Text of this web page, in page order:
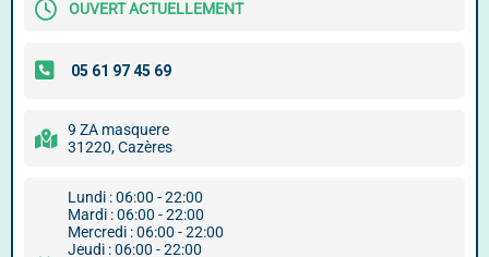
OUVERT ACTUELLEMENT
9 ZA masquere
31220, Cazères
Lundi : 06:00 - 22:00
Mardi : 06:00 - 22:00
Mercredi : 06:00 - 22:00
Jeudi : 06:00 - 22:00